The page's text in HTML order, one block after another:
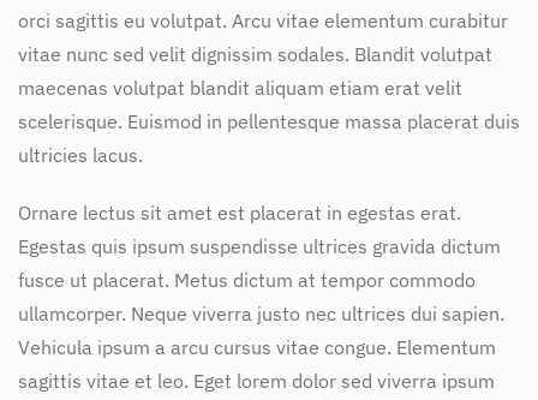
orci sagittis eu volutpat. Arcu vitae elementum curabitur
vitae nunc sed velit dignissim sodales. Blandit volutpat
maecenas volutpat blandit aliquam etiam erat velit
scelerisque. Euismod in pellentesque massa placerat duis
ultricies lacus.
Ornare lectus sit amet est placerat in egestas erat.
Egestas quis ipsum suspendisse ultrices gravida dictum
fusce ut placerat. Metus dictum at tempor commodo
ullamcorper. Neque viverra justo nec ultrices dui sapien.
Vehicula ipsum a arcu cursus vitae congue. Elementum
sagittis vitae et leo. Eget lorem dolor sed viverra ipsum